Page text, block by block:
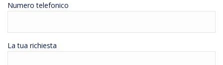
Numero telefonico
La tua richiesta